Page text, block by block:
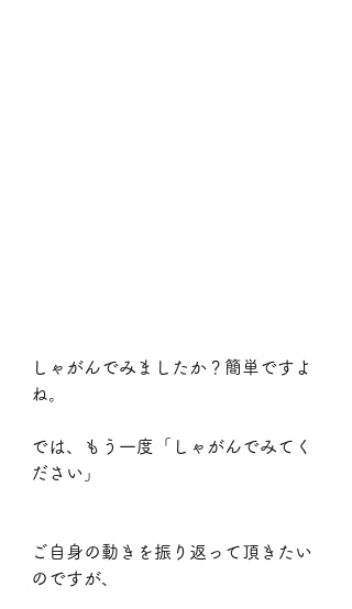
しゃがんでみましたか？簡単ですよ
ね。
では、もう一度「しゃがんでみてく
ださい」
ご自身の動きを振り返って頂きたい
のですが、